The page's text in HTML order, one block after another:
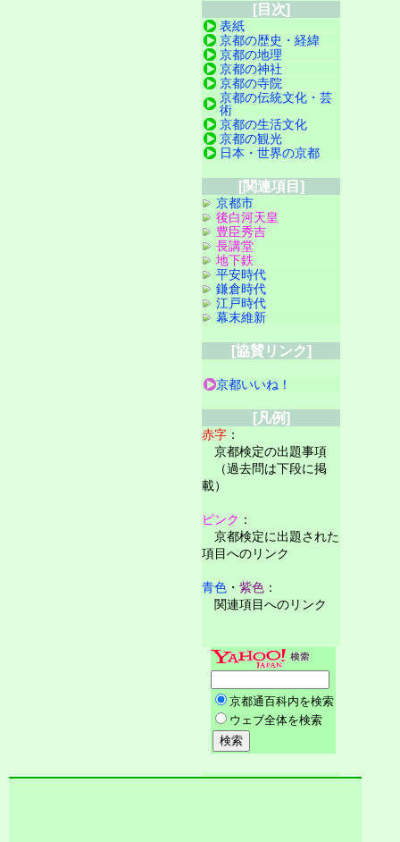
[目次]
表紙
京都の歴史・経緯
京都の地理
京都の神社
京都の寺院
京都の伝統文化・芸
術
京都の生活文化
京都の観光
日本・世界の京都
[関連項目]
京都市
後白河天皇
豊臣秀吉
長講堂
地下鉄
平安時代
鎌倉時代
江戸時代
幕末維新
[協賛リンク]
京都いいね！
[凡例]
赤字 ：
京都検定の出題事項
（過去問は下段に掲
載）
ピンク ：
京都検定に出題された
項目へのリンク
青色 ・ 紫色 ：
関連項目へのリンク